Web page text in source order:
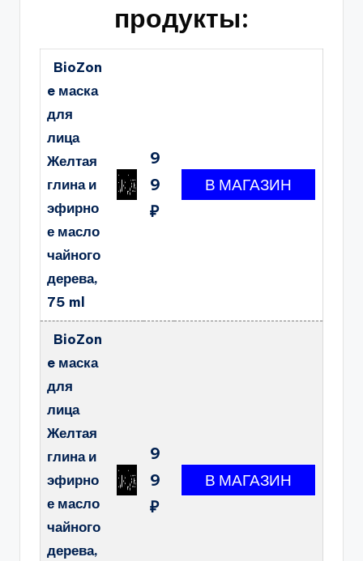
продукты:
BioZon
e маска
для
лица
Желтая
глина и
эфирно
е масло
чайного
дерева,
75 ml
9
9
₽
BioZon
e маска
для
лица
Желтая
глина и
эфирно
е масло
чайного
дерева,
9
9
₽